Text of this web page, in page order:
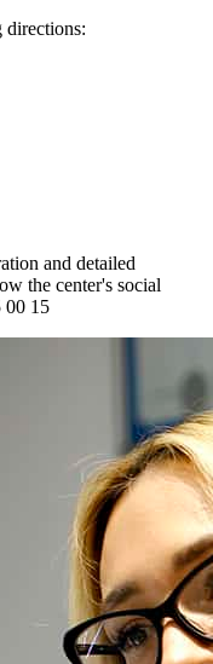
directions:
and detailed
the center's social
00 15